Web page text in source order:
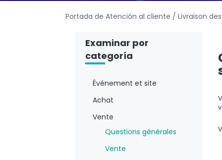
Portada de Atención al cliente / Livraison
Examinar por
categoría
Événement et site
Achat
Vente
Questions générales
Vente